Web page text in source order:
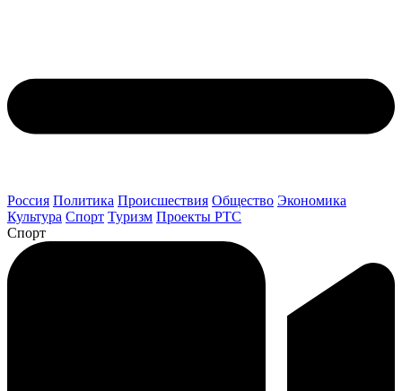
Россия Политика Происшествия Общество Экономика
Культура Спорт Туризм Проекты РТС
Спорт